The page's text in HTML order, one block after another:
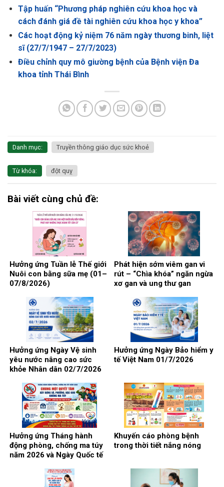
Tập huấn “Phương pháp nghiên cứu khoa học và
cách đánh giá đề tài nghiên cứu khoa học y khoa”
Các hoạt động kỷ niệm 76 năm ngày thương binh, liệt
sĩ (27/7/1947 – 27/7/2023)
Điều chỉnh quy mô giường bệnh của Bệnh viện Đa
khoa tỉnh Thái Bình
Danh mục: Truyền thông giáo dục sức khoẻ
Từ khóa: đột quỵ
Bài viết cùng chủ đề:
Hưởng ứng Tuần lễ Thế giới
Nuôi con bằng sữa mẹ (01–
07/8/2026)
Phát hiện sớm viêm gan vi
rút – “Chìa khóa” ngăn ngừa
xơ gan và ung thư gan
Hưởng ứng Ngày Vệ sinh
yêu nước nâng cao sức
khỏe Nhân dân 02/7/2026
Hưởng ứng Ngày Bảo hiểm y
tế Việt Nam 01/7/2026
Hưởng ứng Tháng hành
động phòng, chống ma túy
năm 2026 và Ngày Quốc tế
Khuyến cáo phòng bệnh
trong thời tiết nắng nóng